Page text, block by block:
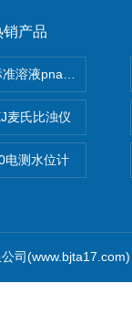
销产品
准溶液pna3 pna4
麦氏比浊仪
电测水位计
司